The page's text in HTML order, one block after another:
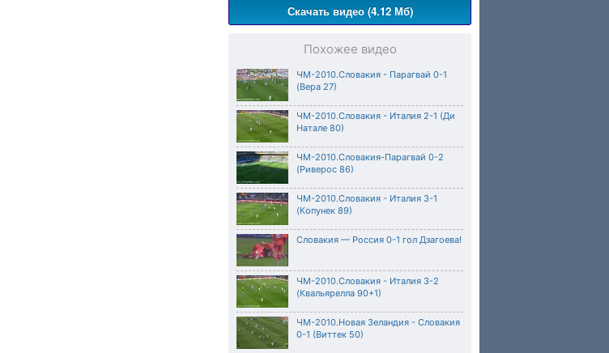
Скачать видео (4.12 Мб)
Похожее видео
ЧМ-2010.Словакия - Парагвай 0-1
(Вера 27)
ЧМ-2010.Словакия - Италия 2-1 (Ди
Натале 80)
ЧМ-2010.Словакия-Парагвай 0-2
(Риверос 86)
ЧМ-2010.Словакия - Италия 3-1
(Копунек 89)
Словакия — Россия 0-1 гол Дзагоева!
ЧМ-2010.Словакия - Италия 3-2
(Квальярелла 90+1)
ЧМ-2010.Новая Зеландия - Словакия
0-1 (Виттек 50)